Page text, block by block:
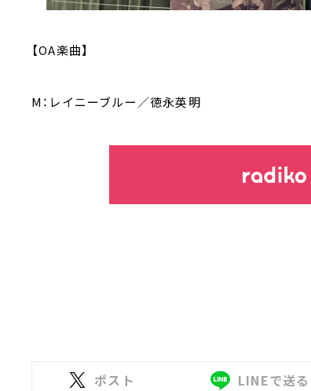
【OA楽曲】
M：レイニーブルー／徳永英明
ポスト LINEで送る